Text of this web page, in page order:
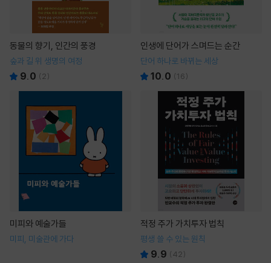
동물의 향기, 인간의 풍경
숲과 길 위 생명의 여정
9.0 ( 2)
인생에 단어가 스며드는 순간
단어 하나로 바뀌는 세상
10.0 (16)
미피와 예술가들
미피, 미술관에 가다
적정 주가 가치투자 법칙
평생 쓸 수 있는 원칙
9.9 (42)